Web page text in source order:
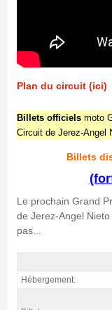
Plan du circuit (ici)
Billets officiels moto
Circuit de Jerez-Angel
Billets
Le prochain Grand
de Jerez-Angel
pas...
MotoGP Premier Rider
Hébergement: